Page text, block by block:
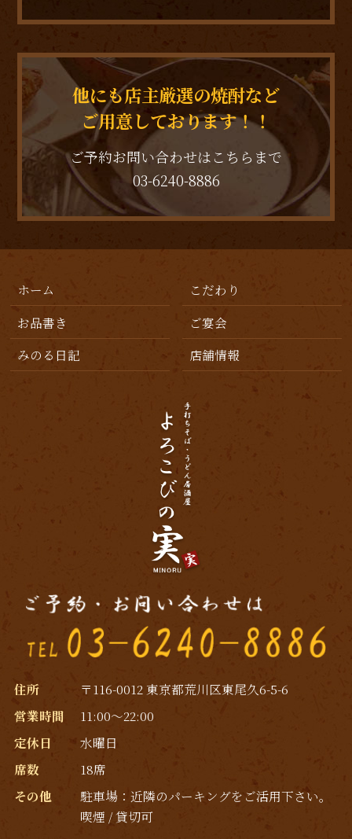
他にも店主厳選の焼酎など
ご用意しております！！
ご予約お問い合わせはこちらまで
03-6240-8886
ホーム
こだわり
お品書き
ご宴会
みのる日記
店舗情報
住所
〒116-0012 東京都荒川区東尾久6-5-6
営業時間
11:00～22:00
定休日
水曜日
席数
18席
その他
駐車場：近隣のパーキングをご活用下さい｡
喫煙 / 貸切可